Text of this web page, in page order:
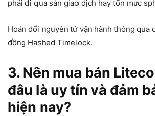
phải đi qua sàn giao dịch hay tốn mưc
Hoán đổi nguyên tử vận hành thông qua
đồng Hashed Timelock.
3. Nên mua bán
đâu là uy tín và đảm
hiện nay?